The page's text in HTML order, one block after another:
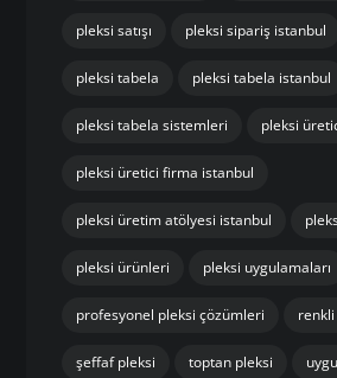
pleksi satışı pleksi sipariş istanbul
pleksi tabela pleksi tabela istanbul
pleksi tabela sistemleri pleksi
pleksi üretici firma istanbul
pleksi üretim atölyesi istanbul
pleksi ürünleri pleksi uygulamaları
profesyonel pleksi çözümleri
şeffaf pleksi toptan pleksi